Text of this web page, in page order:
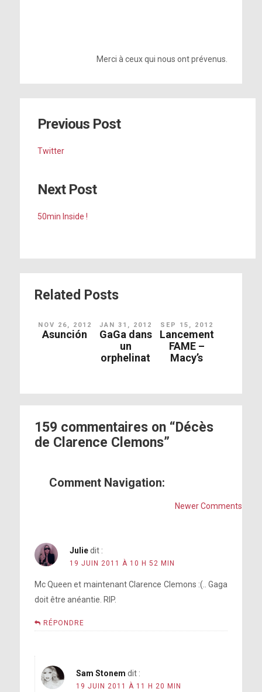
Merci à ceux qui nous ont prévenus.
Previous Post
Twitter
Next Post
50min Inside !
Related Posts
NOV 26, 2012
Asunción
JAN 31, 2012
GaGa dans
un
orphelinat
SEP 15, 2012
Lancement
FAME –
Macy’s
159 commentaires on “Décès
de Clarence Clemons”
Comment Navigation:
Newer Comments
Julie dit :
19 JUIN 2011 À 10 H 52 MIN
Mc Queen et maintenant Clarence Clemons :(.. Gaga
doit être anéantie. RIP.
RÉPONDRE
Sam Stonem dit :
19 JUIN 2011 À 11 H 20 MIN